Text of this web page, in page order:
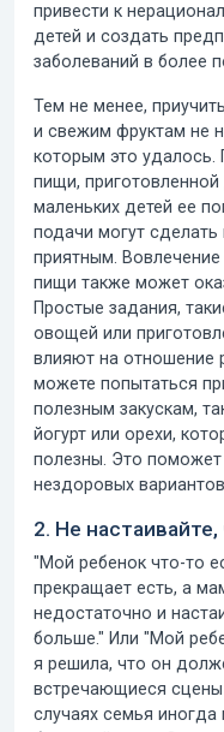
привести к
детей и создать
заболеваний в более
Тем не менее,
и свежим фруктам не
которым это удалось.
пищи,
маленьких детей ее
подачи могут
приятным.
пищи также может
Простые задания,
овощей или
влияют на отношение
можете попытаться
полезным закускам,
йогурт или орехи,
полезны. Это
нездоровых
2. Не
"Мой ребенок что-то
прекращает есть, а
недостаточно и
больше." Или "Мой
я решила, что он
встречающиеся сцены
случаях семья